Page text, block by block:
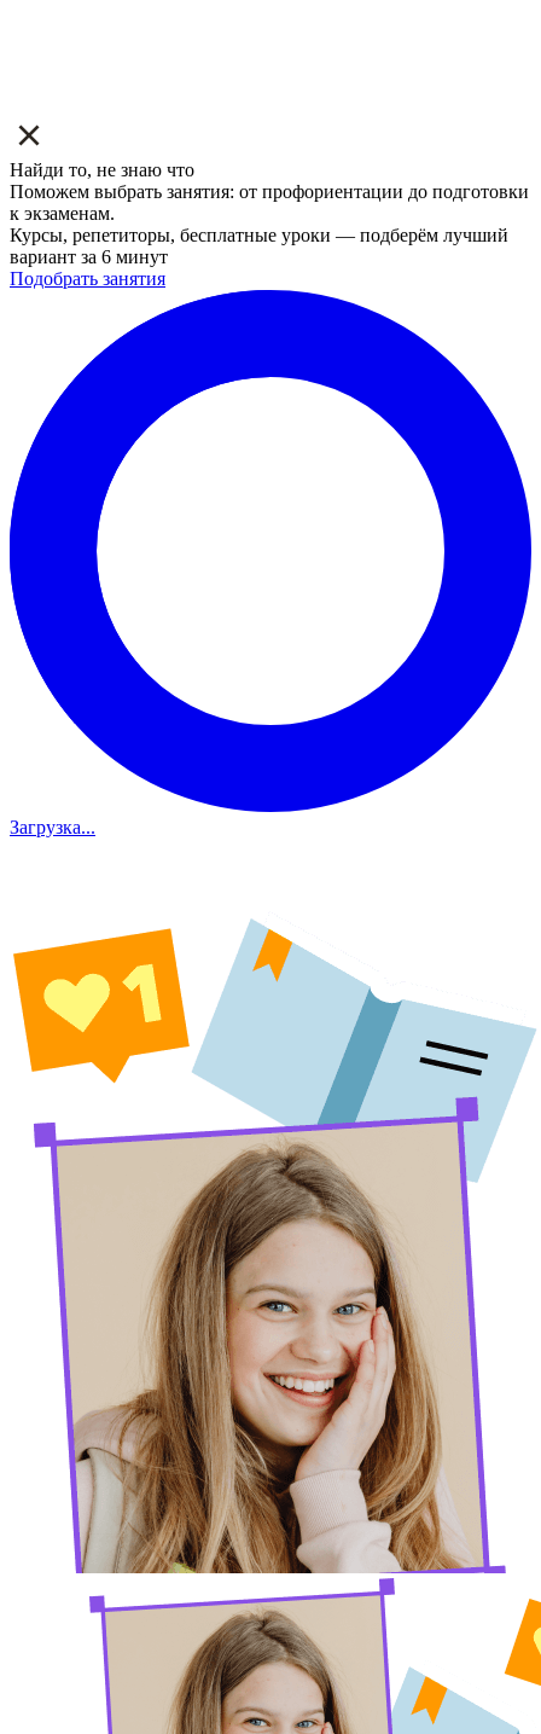
Найди то, не знаю что
Поможем выбрать занятия: от профориентации до подготовки
к экзаменам.
Курсы, репетиторы, бесплатные уроки — подберём лучший
вариант за 6 минут
Подобрать занятия
Загрузка...